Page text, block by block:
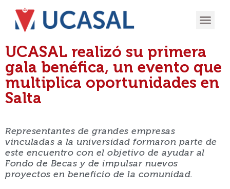
UCASAL realizó su primera
gala benéfica, un evento que
multiplica oportunidades en
Salta
Representantes de grandes empresas
vinculadas a la universidad formaron parte de
este encuentro con el objetivo de ayudar al
Fondo de Becas y de impulsar nuevos
proyectos en beneficio de la comunidad.